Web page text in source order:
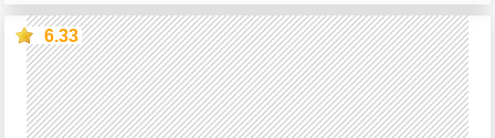
6.33